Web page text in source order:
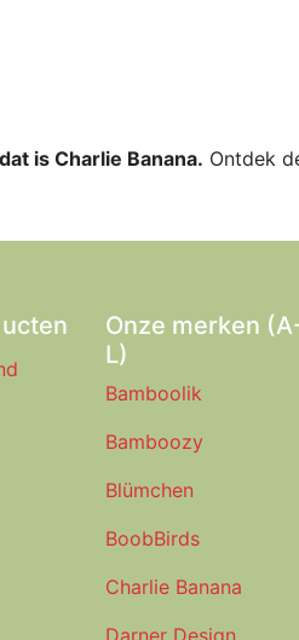
is Charlie Banana. Ontdek
Onze merken
L)
Bamboolik
Bamboozy
Blümchen
BoobBirds
Charlie Banana
Darner Design